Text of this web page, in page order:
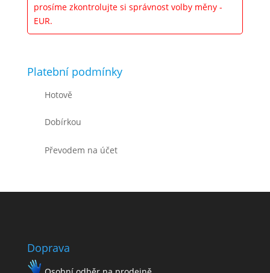
prosíme zkontrolujte si správnost volby měny -
EUR.
Platební podmínky
Hotově
Dobírkou
Převodem na účet
Doprava